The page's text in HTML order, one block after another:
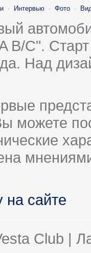
· Интервью · Фото ·
B/C".
Над
можете
на сайте
Club |